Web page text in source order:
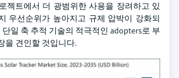
젝트에서 더 광범위한 사용을 장려하고 있
우선순위가 높아지고 규제 압박이 강화되
단일 축 추적 기술의 적극적인 adopters로 부
을 견인할 것입니다.